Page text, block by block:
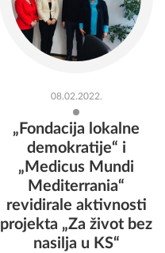
08.02.2022.
„Fondacija lokalne
demokratije“ i
„Medicus Mundi
Mediterrania“
revidirale aktivnosti
projekta „Za život bez
nasilja u KS“